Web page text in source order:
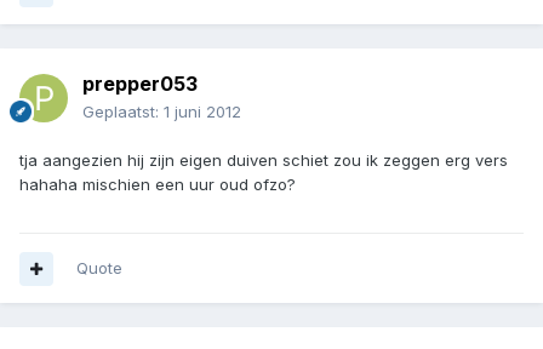
prepper053
Geplaatst: 1 juni 2012
tja aangezien hij zijn eigen duiven schiet zou ik zeggen erg vers
hahaha mischien een uur oud ofzo?
Quote